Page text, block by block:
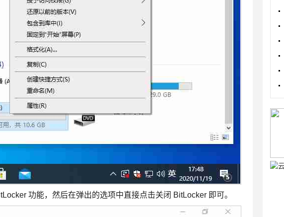
功能，然后在弹出的选项中直接点击关闭 BitLocker 即可。